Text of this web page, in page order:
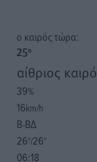
o καιρός τώρα:
25°
αίθριος
39%
16km/h
Β-ΒΔ
26°/26°
06:18